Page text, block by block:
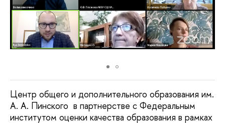
Центр общего и дополнительного образования им.
А. А. Пинского в партнерстве с Федеральным
институтом оценки качества образования в рамках